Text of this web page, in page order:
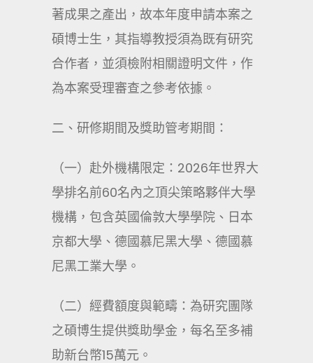
著成果之產出，故本年度申請本案之
碩博士生，其指導教授須為既有研究
合作者，並須檢附相關證明文件，作
為本案受理審查之參考依據。
二、研修期間及獎助管考期間：
（一）赴外機構限定：2026年世界大
學排名前60名內之頂尖策略夥伴大學
機構，包含英國倫敦大學學院、日本
京都大學、德國慕尼黑大學、德國慕
尼黑工業大學。
（二）經費額度與範疇：為研究團隊
之碩博生提供獎助學金，每名至多補
助新台幣15萬元。